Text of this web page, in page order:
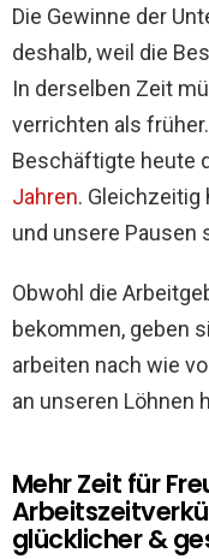
Die Gewinne der
deshalb, weil die
In derselben Zeit
verrichten als
Beschäftigte heute
Jahren. Gleichzeitig
und unsere Pausen
Obwohl die
bekommen, geben
arbeiten nach wie
an unseren Löhnen
Mehr Zeit für
glücklicher &